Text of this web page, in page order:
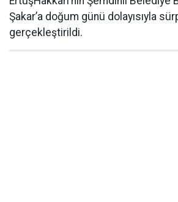
Şakar’a doğum günü dolayısıyla
gerçekleştirildi.